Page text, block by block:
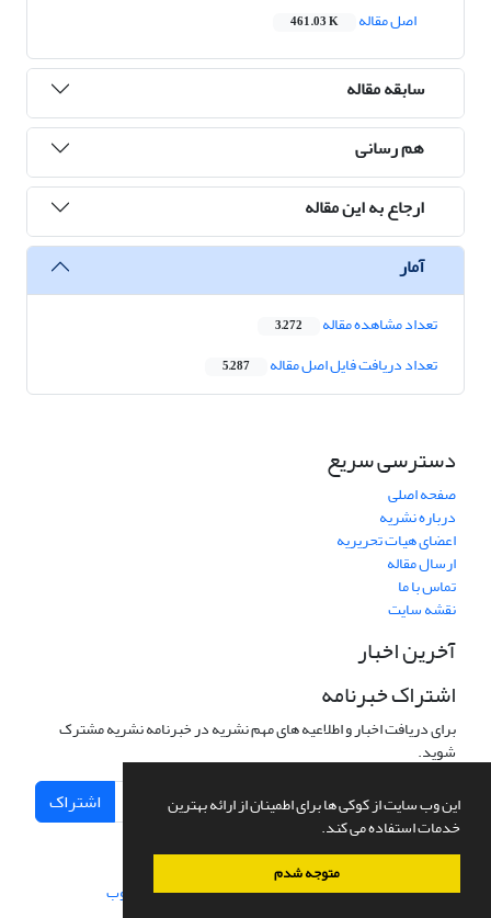
این وب سایت از کوکی ها برای اطمینان از ارائه بهترین
خدمات استفاده می کند.
متوجه شدم
اصل مقاله
461.03 K
سابقه مقاله
هم رسانی
ارجاع به این مقاله
آمار
تعداد مشاهده مقاله 3,272
تعداد دریافت فایل اصل مقاله 5,287
دسترسی سریع
صفحه اصلی
درباره نشریه
اعضای هیات تحریریه
ارسال مقاله
تماس با ما
نقشه سایت
آخرین اخبار
اشتراک خبرنامه
برای دریافت اخبار و اطلاعیه های مهم نشریه در خبرنامه نشریه مشترک
شوید.
اشتراک
سامانه مدیریت نشریات علمی.طراحی و پیاده سازی از سیناوب